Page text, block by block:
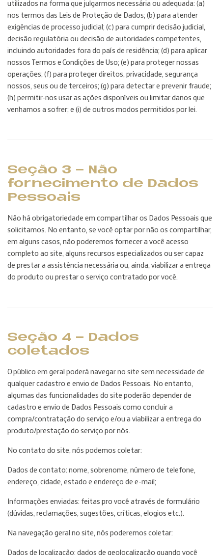
utilizados na forma que julgarmos necessária ou adequada: (a)
nos termos das Leis de Proteção de Dados; (b) para atender
exigências de processo judicial; (c) para cumprir decisão judicial,
decisão regulatória ou decisão de autoridades competentes,
incluindo autoridades fora do país de residência; (d) para aplicar
nossos Termos e Condições de Uso; (e) para proteger nossas
operações; (f) para proteger direitos, privacidade, segurança
nossos, seus ou de terceiros; (g) para detectar e prevenir fraude;
(h) permitir-nos usar as ações disponíveis ou limitar danos que
venhamos a sofrer; e (i) de outros modos permitidos por lei.
Seção 3 - Não
fornecimento de Dados
Pessoais
Não há obrigatoriedade em compartilhar os Dados Pessoais que
solicitamos. No entanto, se você optar por não os compartilhar,
em alguns casos, não poderemos fornecer a você acesso
completo ao site, alguns recursos especializados ou ser capaz
de prestar a assistência necessária ou, ainda, viabilizar a entrega
do produto ou prestar o serviço contratado por você.
Seção 4 - Dados
coletados
O público em geral poderá navegar no site sem necessidade de
qualquer cadastro e envio de Dados Pessoais. No entanto,
algumas das funcionalidades do site poderão depender de
cadastro e envio de Dados Pessoais como concluir a
compra/contratação do serviço e/ou a viabilizar a entrega do
produto/prestação do serviço por nós.
No contato do site, nós podemos coletar:
Dados de contato: nome, sobrenome, número de telefone,
endereço, cidade, estado e endereço de e-mail;
Informações enviadas: feitas pro você através de formulário
(dúvidas, reclamações, sugestões, críticas, elogios etc.).
Na navegação geral no site, nós poderemos coletar:
Dados de localização: dados de geolocalização quando você